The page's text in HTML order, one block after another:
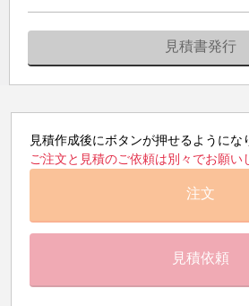
見積書発行
見積作成後にボタンが押せるようにな
ご注文と見積のご依頼は別々でお願い
注文
見積依頼